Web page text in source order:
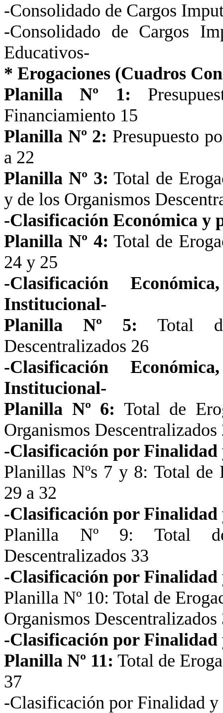
-Consolidado de Cargos
-Consolidado de Cargos
Educativos-
* Erogaciones (Cuadros
Planilla Nº 1:
Financiamiento 15
Planilla Nº 2: Presupuesto
a 22
Planilla Nº 3: Total de
y de los Organismos
-Clasificación Económica y
Planilla Nº 4: Total de
24 y 25
-Clasificación
Institucional-
Planilla Nº 5: Total
Descentralizados 26
-Clasificación
Institucional-
Planilla Nº 6: Total de
Organismos
-Clasificación por Finalidad
Planillas Nºs 7 y 8: Total de
29 a 32
-Clasificación por
Planilla Nº 9: Total de
Descentralizados 33
-Clasificación por
Planilla Nº 10: Total de
Organismos
-Clasificación por
Planilla Nº 11: Total de
37
-Clasificación por Finalidad